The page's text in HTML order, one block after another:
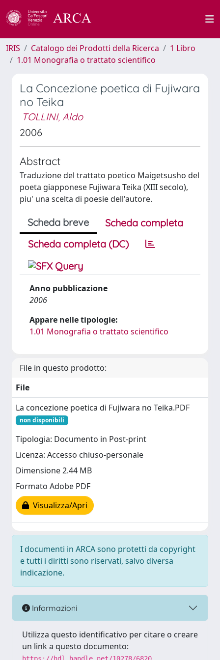
IRIS Catalogo dei Prodotti della Ricerca
1 Libro
1.01 Monografia o trattato scientifico
La Concezione poetica di Fujiwara
no Teika
TOLLINI, Aldo
2006
Abstract
Traduzione del trattato poetico Maigetsusho del
poeta giapponese Fujiwara Teika (XIII secolo),
piu' una scelta di poesie dell'autore.
Scheda breve
Scheda completa
Scheda completa (DC)
Anno pubblicazione
2006
Appare nelle tipologie:
1.01 Monografia o trattato scientifico
File in questo prodotto:
File
La concezione poetica di Fujiwara no Teika.PDF
non disponibili
Tipologia: Documento in Post-print
Licenza: Accesso chiuso-personale
Dimensione 2.44 MB
Formato Adobe PDF
Visualizza/Apri
I documenti in ARCA sono protetti da copyright
e tutti i diritti sono riservati, salvo diversa
indicazione.
Informazioni
Utilizza questo identificativo per citare o creare
un link a questo documento: